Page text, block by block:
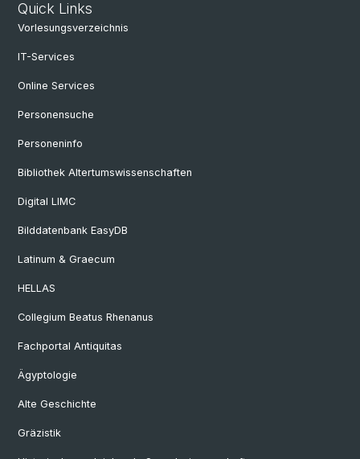
Quick Links
Vorlesungsverzeichnis
IT-Services
Online Services
Personensuche
Personeninfo
Bibliothek Altertumswissenschaften
Digital LIMC
Bilddatenbank EasyDB
Latinum & Graecum
HELLAS
Collegium Beatus Rhenanus
Fachportal Antiquitas
Ägyptologie
Alte Geschichte
Gräzistik